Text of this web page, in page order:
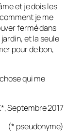
et je dois les
je me
fermé dans
et la seule
pour de bon,
qui me
Septembre 2017
(* pseudonyme)